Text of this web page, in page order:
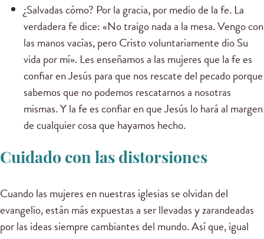
¿Salvadas cómo? Por la gracia, por medio de la fe. La
verdadera fe dice: «No traigo nada a la mesa. Vengo con
las manos vacías, pero Cristo voluntariamente dio Su
vida por mí». Les enseñamos a las mujeres que la fe es
confiar en Jesús para que nos rescate del pecado porque
sabemos que no podemos rescatarnos a nosotras
mismas. Y la fe es confiar en que Jesús lo hará al margen
de cualquier cosa que hayamos hecho.
Cuidado con las distorsiones
Cuando las mujeres en nuestras iglesias se olvidan del
evangelio, están más expuestas a ser llevadas y zarandeadas
por las ideas siempre cambiantes del mundo. Así que, igual